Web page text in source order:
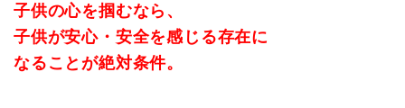
子供の心を掴むなら、
子供が安心・安全を感じる存在に
なることが絶対条件。